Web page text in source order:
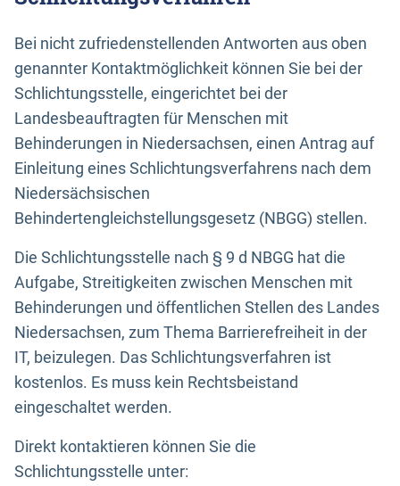
Bei nicht zufriedenstellenden Antworten aus oben
genannter Kontaktmöglichkeit können Sie bei der
Schlichtungsstelle, eingerichtet bei der
Landesbeauftragten für Menschen mit
Behinderungen in Niedersachsen, einen Antrag auf
Einleitung eines Schlichtungsverfahrens nach dem
Niedersächsischen
Behindertengleichstellungsgesetz (NBGG) stellen.
Die Schlichtungsstelle nach § 9 d NBGG hat die
Aufgabe, Streitigkeiten zwischen Menschen mit
Behinderungen und öffentlichen Stellen des Landes
Niedersachsen, zum Thema Barrierefreiheit in der
IT, beizulegen. Das Schlichtungsverfahren ist
kostenlos. Es muss kein Rechtsbeistand
eingeschaltet werden.
Direkt kontaktieren können Sie die
Schlichtungsstelle unter: